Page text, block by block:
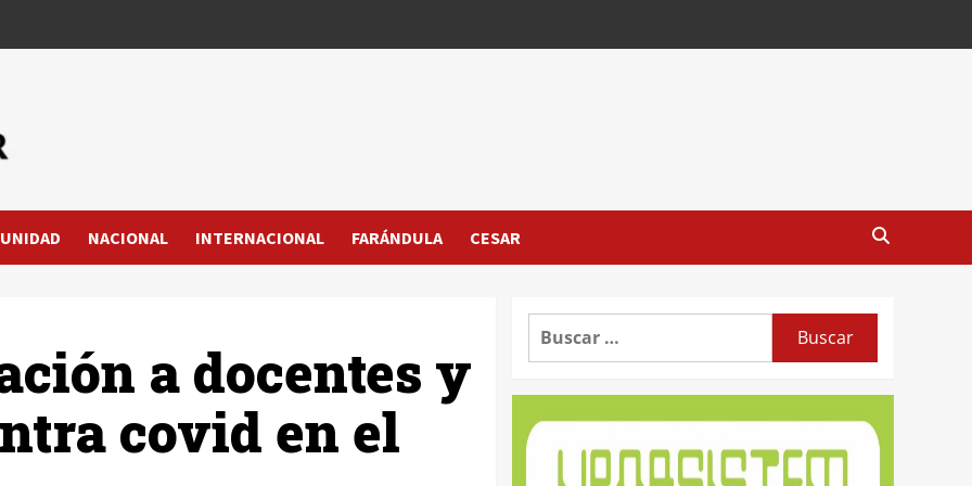
NACIONAL INTERNACIONAL FARÁNDULA CESAR
a docentes y
covid en el
Buscar: